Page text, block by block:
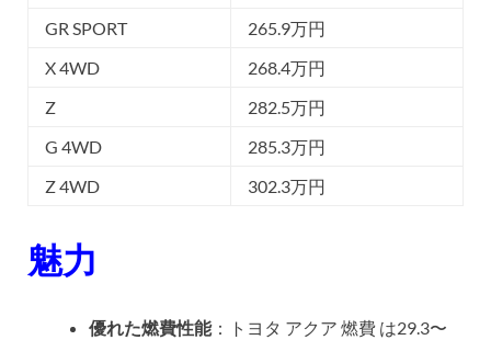
GR SPORT
265.9万円
X 4WD
268.4万円
Z
282.5万円
G 4WD
285.3万円
Z 4WD
302.3万円
魅力
優れた燃費性能：トヨタ アクア 燃費 は29.3〜